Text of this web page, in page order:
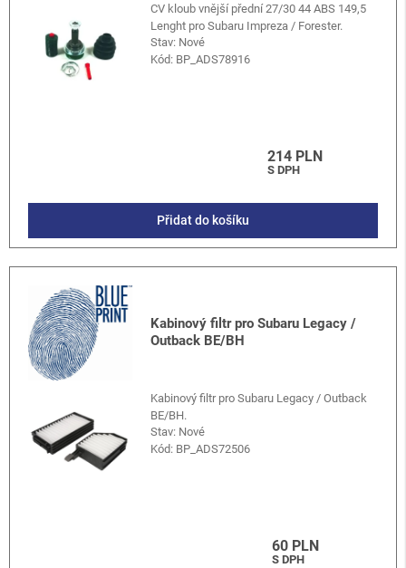
CV kloub vnější přední 27/30 44 ABS 149,5
Lenght pro Subaru Impreza / Forester.
Stav: Nové
Kód: BP_ADS78916
214 PLN
S DPH
Přidat do košíku
Kabinový filtr pro Subaru Legacy /
Outback BE/BH
Kabinový filtr pro Subaru Legacy / Outback
BE/BH.
Stav: Nové
Kód: BP_ADS72506
60 PLN
S DPH